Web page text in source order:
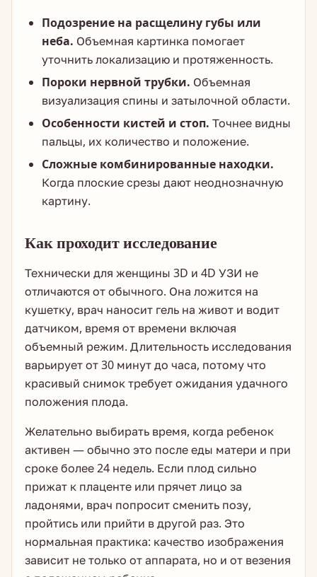
Подозрение на расщелину губы или
неба. Объемная картинка помогает
уточнить локализацию и протяженность.
Пороки нервной трубки. Объемная
визуализация спины и затылочной области.
Особенности кистей и стоп. Точнее видны
пальцы, их количество и положение.
Сложные комбинированные находки.
Когда плоские срезы дают неоднозначную
картину.
Как проходит исследование
Технически для женщины 3D и 4D УЗИ не
отличаются от обычного. Она ложится на
кушетку, врач наносит гель на живот и водит
датчиком, время от времени включая
объемный режим. Длительность исследования
варьирует от 30 минут до часа, потому что
красивый снимок требует ожидания удачного
положения плода.
Желательно выбирать время, когда ребенок
активен — обычно это после еды матери и при
сроке более 24 недель. Если плод сильно
прижат к плаценте или прячет лицо за
ладонями, врач попросит сменить позу,
пройтись или прийти в другой раз. Это
нормальная практика: качество изображения
зависит не только от аппарата, но и от везения